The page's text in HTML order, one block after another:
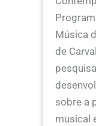
Música
de
sobre a
musical